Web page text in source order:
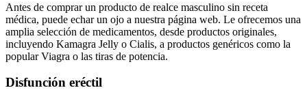
Antes de comprar un producto de realce masculino sin receta
médica, puede echar un ojo a nuestra página web. Le ofrecemos una
amplia selección de medicamentos, desde productos originales,
incluyendo Kamagra Jelly o Cialis, a productos genéricos como la
popular Viagra o las tiras de potencia.
Disfunción eréctil